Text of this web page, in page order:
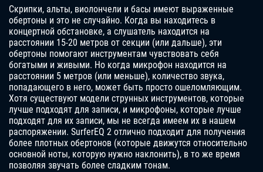
Скрипки, альты, виолончели и басы имеют выраженные
обертоны и это не случайно. Когда вы находитесь в
концертной обстановке, а слушатель находится на
расстоянии 15-20 метров от секции (или дальше), эти
обертоны помогают инструментам чувствовать себя
богатыми и живыми. Но когда микрофон находится на
расстоянии 5 метров (или меньше), количество звука,
попадающего в него, может быть просто ошеломляющим.
Хотя существуют модели струнных инструментов, которые
лучше подходят для записи, и микрофоны, которые лучше
подходят для их записи, мы не всегда имеем их в нашем
распоряжении. SurferEQ 2 отлично подходит для получения
более плотных обертонов (которые движутся относительно
основной ноты, которую нужно наклонить), в то же время
позволяя звучать более сладким тонам.